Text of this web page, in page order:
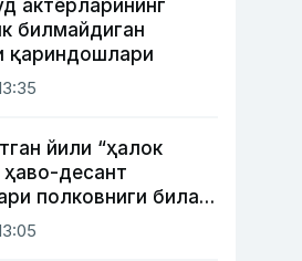
актёрларининг
билмайдиган
қариндошлари
йили “ҳалок
ҳаво-десант
полковниги билан
орқали